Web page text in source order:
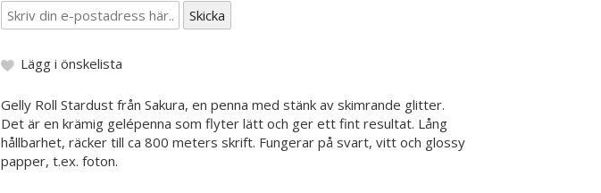
Lägg i önskelista
Gelly Roll Stardust från Sakura, en penna med stänk av skimrande glitter.
Det är en krämig gelépenna som flyter lätt och ger ett fint resultat. Lång
hållbarhet, räcker till ca 800 meters skrift. Fungerar på svart, vitt och glossy
papper, t.ex. foton.